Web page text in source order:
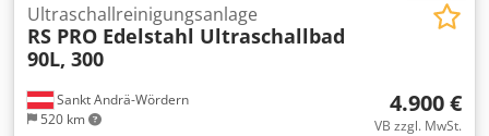
Sankt Andrä-Wördern
520 km
Ultraschallreinigungsanlage
RS PRO Edelstahl Ultraschallbad
90L, 300
4.900 €
VB zzgl. MwSt.